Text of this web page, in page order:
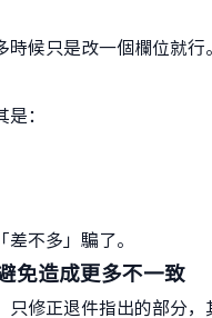
候只是改一個欄位就行
：
不多」騙了。
免造成更多不一致
修正退件指出的部分